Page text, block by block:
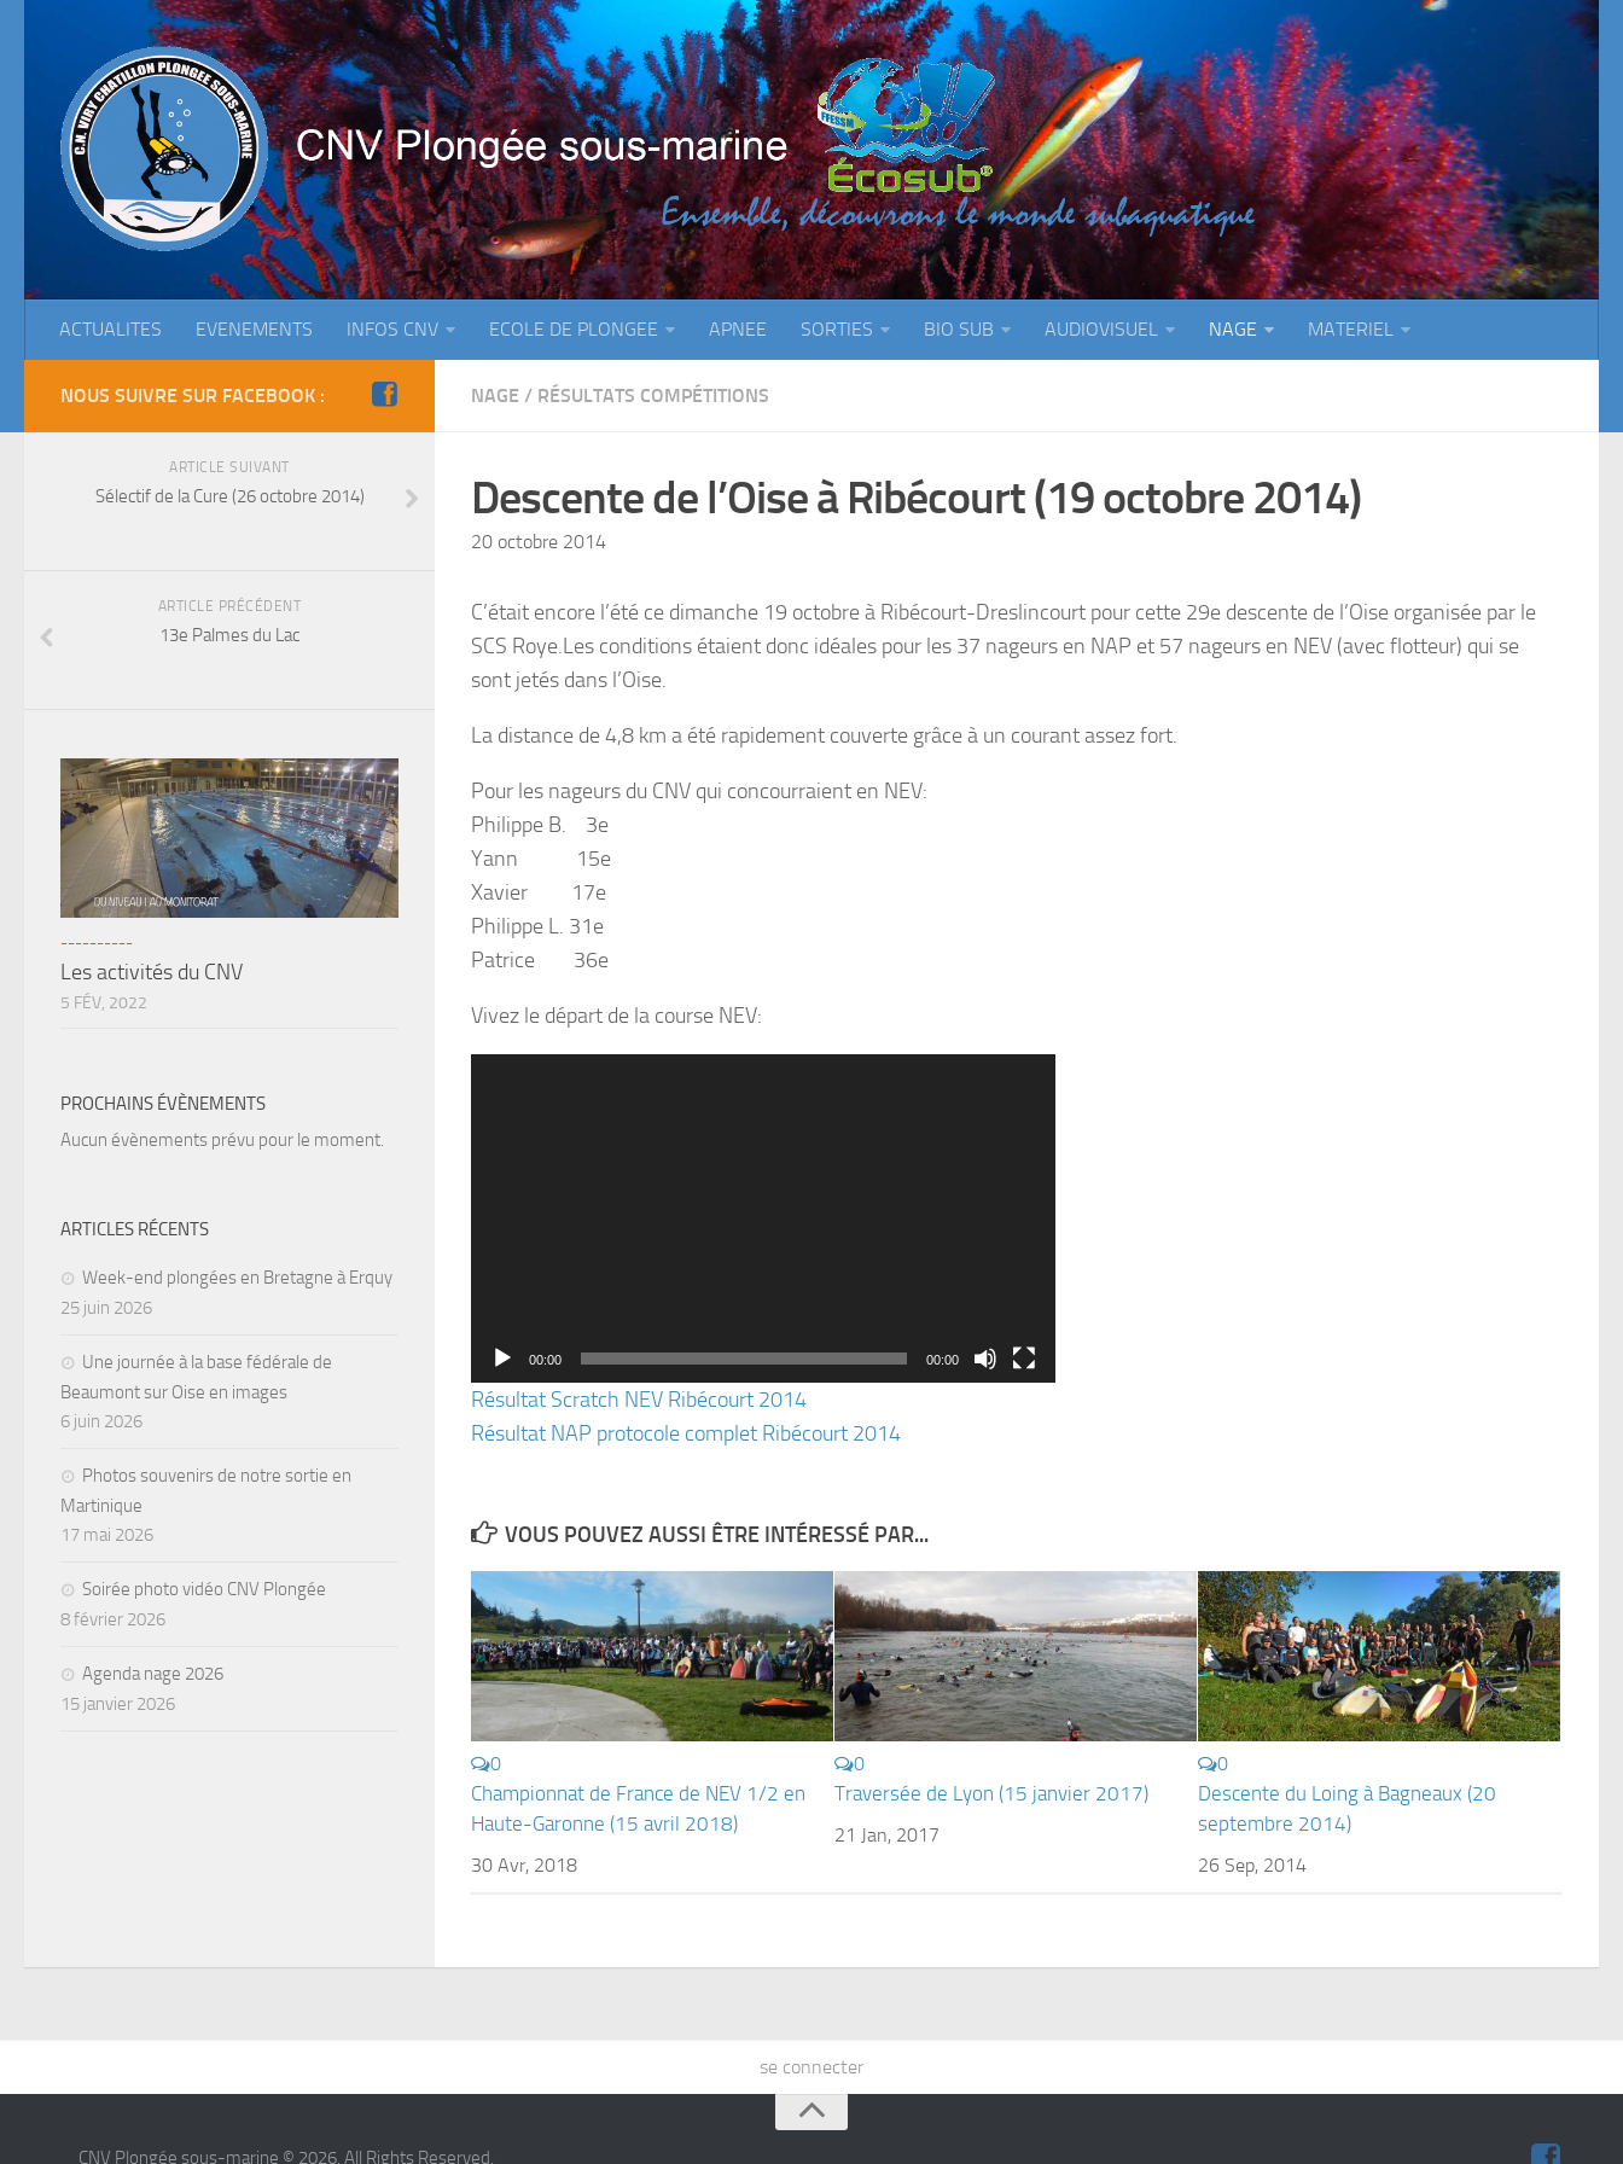
ACTUALITES EVENEMENTS INFOS CNV ECOLE DE PLONGEE APNEE SORTIES BIO SUB AUDIOVISUEL NAGE MATERIEL
NAGE / RÉSULTATS COMPÉTITIONS
Descente de l’Oise à Ribécourt (19 octobre 2014)
20 octobre 2014
C’était encore l’été ce dimanche 19 octobre à Ribécourt-Dreslincourt pour cette 29e descente de l’Oise organisée par le
SCS Roye.Les conditions étaient donc idéales pour les 37 nageurs en NAP et 57 nageurs en NEV (avec flotteur) qui se
sont jetés dans l’Oise.
La distance de 4,8 km a été rapidement couverte grâce à un courant assez fort.
Pour les nageurs du CNV qui concourraient en NEV:
Philippe B. 3e
Yann 15e
Xavier 17e
Philippe L. 31e
Patrice 36e
Vivez le départ de la course NEV:
00:00 00:00
Résultat Scratch NEV Ribécourt 2014
Résultat NAP protocole complet Ribécourt 2014
VOUS POUVEZ AUSSI ÊTRE INTÉRESSÉ PAR...
0
Championnat de France de NEV 1/2 en
Haute-Garonne (15 avril 2018)
30 Avr, 2018
0
Traversée de Lyon (15 janvier 2017)
21 Jan, 2017
0
Descente du Loing à Bagneaux (20
septembre 2014)
26 Sep, 2014
NOUS SUIVRE SUR FACEBOOK :
ARTICLE SUIVANT
Sélectif de la Cure (26 octobre 2014)
ARTICLE PRÉCÉDENT
13e Palmes du Lac
----------
Les activités du CNV
5 FÉV, 2022
PROCHAINS ÉVÈNEMENTS
Aucun évènements prévu pour le moment.
ARTICLES RÉCENTS
Week-end plongées en Bretagne à Erquy
25 juin 2026
Une journée à la base fédérale de
Beaumont sur Oise en images
6 juin 2026
Photos souvenirs de notre sortie en
Martinique
17 mai 2026
Soirée photo vidéo CNV Plongée
8 février 2026
Agenda nage 2026
15 janvier 2026
se connecter
CNV Plongée sous-marine © 2026. All Rights Reserved.